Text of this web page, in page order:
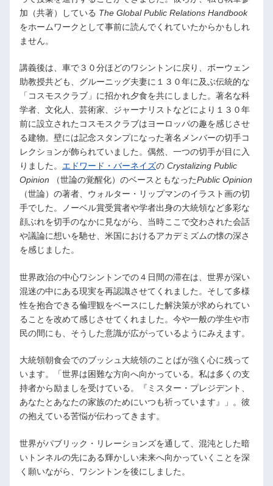
加（共著）している The Global Public Relations Handbook
をホームワークとして事前に読んでくれていたからかもしれ
ません。
講義後は、車で３０分ほどのワシントンに戻り、ボーウェン
助教授共ども、グルーニッグ夫妻に１３０年に及ぶ伝統的な
「コスモスクラブ」に招かれ夕食を共にしました。著名な科
学者、文化人、芸術家、ジャーナリストなどにより１３０年
前に設立されたコスモスクラブはヨーロッパの趣を感じさせ
る建物。壁には記念スタンプになった著名メンバーの切手コ
レクションが飾られていました。偶然、一つの切手が目に入
りました。 エドワード・バーネイズの Crystalizing Public
Opinion （世論の覚醒化）のベースともなったPublic Opinion
（世論）の著者、ウォルター・リップマンのイラスト画の切
手でした。ノーベル賞受賞者や学者出身の大統領など多彩な
顔ぶれを切手のなかに見ながら、当時ここで交わされた会話
や議論に想いを馳せ、米国におけるアカデミズムの懐の深さ
を感じました。
世界政治の中心ワシントンでの４日間の滞在は、世界が深い
混迷の中にある現実を再認識させてくれました。そして多様
性を抱合できる倫理観をベースにした解決策が求められてい
ることを改めて感じさせてくれました。今や一般の学生や市
民の間にも、そうした意識が広がっているようにみえます。
大統領朝食会でのブッシュ大統領のことばが強く心に残って
います。「世界は困難な方向へ向かっている。私は多くの支
持者から励ましを受けている。『ミスター・プレジデント、
あなたとあなたの家族のためにいつも祈っています』」。彼
の抱えている苦悩が伝わってきます。
世界がパブリック・リレーションズを通して、混沌とした暗
いトンネルの先にある輝かしい未来へ向かっていくことを深
く願いながら、ワシントンを後にしました。